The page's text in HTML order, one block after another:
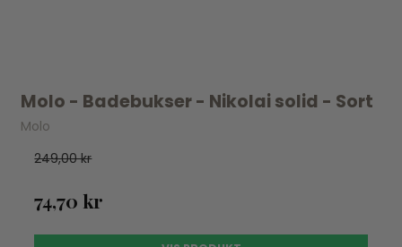
Molo - Badebukser - Nikolai solid - Sort
Molo
249,00 kr
74,70 kr